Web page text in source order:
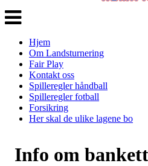
Veksle
navigasjon
Hjem
Om Landsturnering
Fair Play
Kontakt oss
Spilleregler håndball
Spilleregler fotball
Forsikring
Her skal de ulike lagene bo
Info om